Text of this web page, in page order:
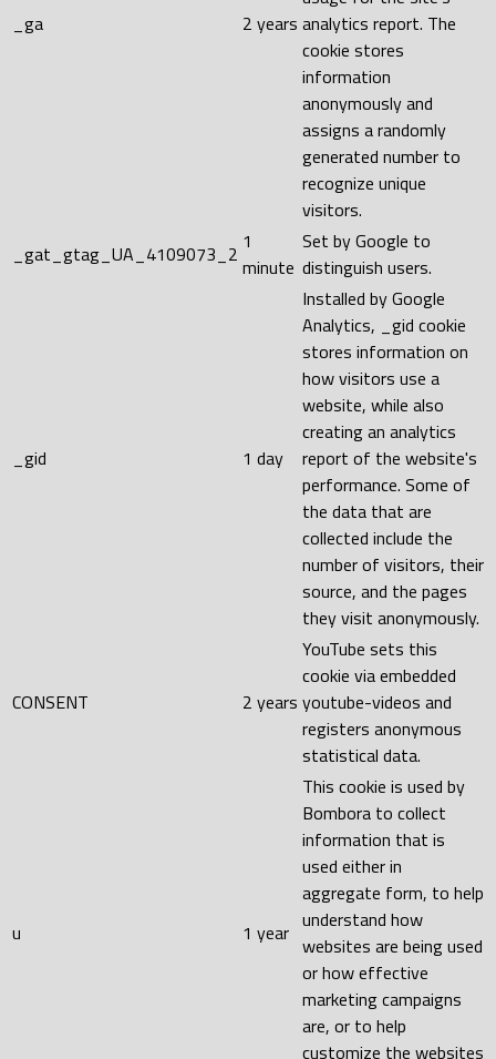
_ga 2 years analytics report. The
cookie stores
information
anonymously and
assigns a randomly
generated number to
recognize unique
visitors.
_gat_gtag_UA_4109073_2 1
minute
Set by Google to
distinguish users.
_gid 1 day
Installed by Google
Analytics, _gid cookie
stores information on
how visitors use a
website, while also
creating an analytics
report of the website's
performance. Some of
the data that are
collected include the
number of visitors, their
source, and the pages
they visit anonymously.
CONSENT 2 years
YouTube sets this
cookie via embedded
youtube-videos and
registers anonymous
statistical data.
u 1 year
This cookie is used by
Bombora to collect
information that is
used either in
aggregate form, to help
understand how
websites are being used
or how effective
marketing campaigns
are, or to help
customize the websites